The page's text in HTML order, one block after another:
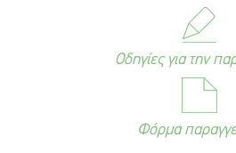
Οδηγίες για την
Φόρμα